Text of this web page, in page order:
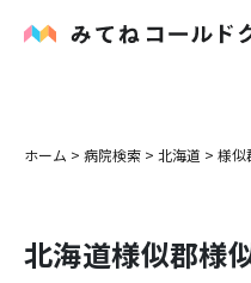
内科
花粉症
ホーム > 病院検索 > 北海道 > 様似
北海道様似郡様